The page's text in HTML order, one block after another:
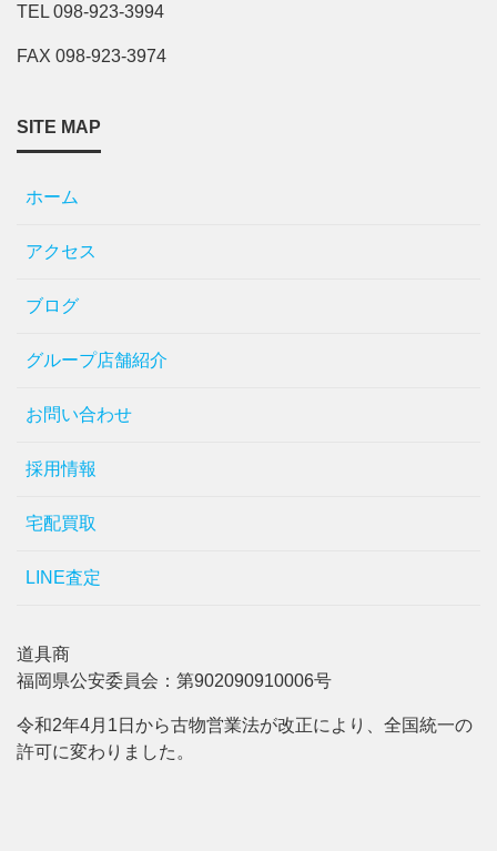
TEL 098-923-3994
FAX 098-923-3974
SITE MAP
ホーム
アクセス
ブログ
グループ店舗紹介
お問い合わせ
採用情報
宅配買取
LINE査定
道具商
福岡県公安委員会：第902090910006号
令和2年4月1日から古物営業法が改正により、全国統一の
許可に変わりました。